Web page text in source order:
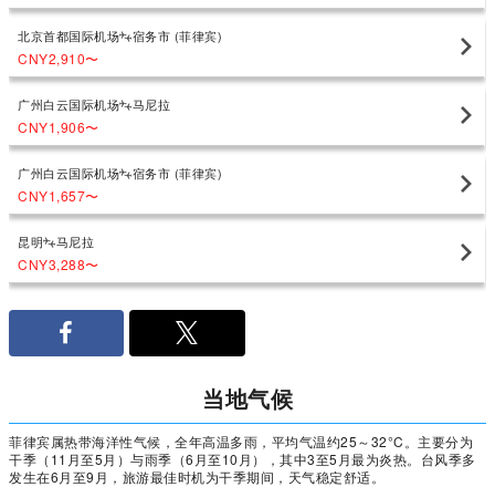
北京首都国际机场 宿务市 (菲律宾)
CNY2,910〜
广州白云国际机场 马尼拉
CNY1,906〜
广州白云国际机场 宿务市 (菲律宾)
CNY1,657〜
昆明 马尼拉
CNY3,288〜
当地气候
菲律宾属热带海洋性气候，全年高温多雨，平均气温约25～32°C。主要分为
干季（11月至5月）与雨季（6月至10月），其中3至5月最为炎热。台风季多
发生在6月至9月，旅游最佳时机为干季期间，天气稳定舒适。